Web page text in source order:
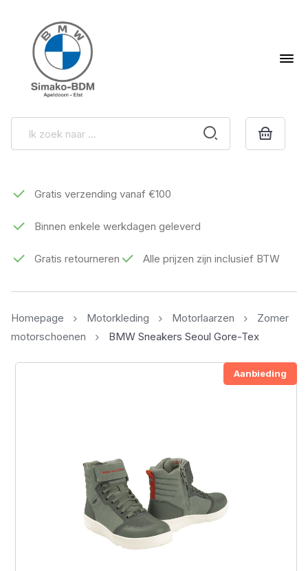
Gratis verzending vanaf €100
Binnen enkele werkdagen geleverd
Gratis retourneren Alle prijzen zijn inclusief BTW
Homepage Motorkleding Motorlaarzen
Zomer
motorschoenen
BMW Sneakers Seoul Gore-Tex
Aanbieding